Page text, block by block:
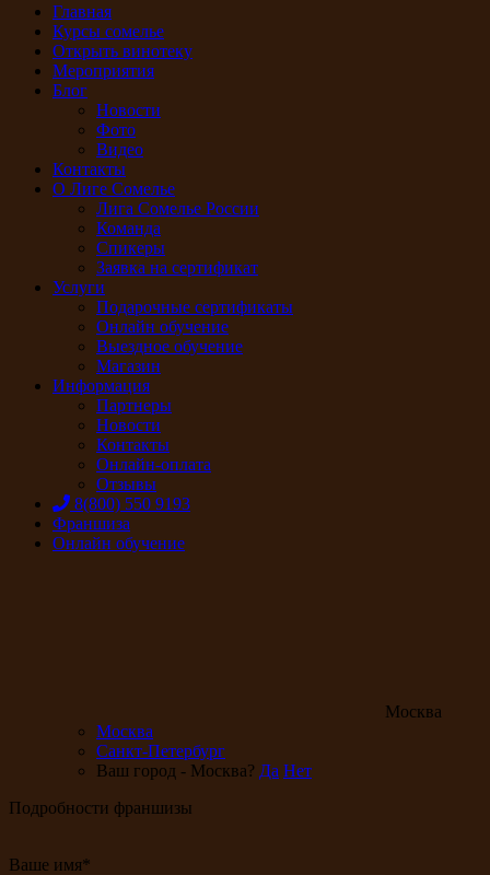
Главная
Курсы сомелье
Открыть винотеку
Мероприятия
Блог
Новости
Фото
Видео
Контакты
О Лиге Сомелье
Лига Сомелье России
Команда
Спикеры
Заявка на сертификат
Услуги
Подарочные сертификаты
Онлайн обучение
Выездное обучение
Магазин
Информация
Партнеры
Новости
Контакты
Онлайн-оплата
Отзывы
8(800) 550 9193
Франшиза
Онлайн обучение
Москва
Москва
Санкт-Петербург
Ваш город - Москва? Да Нет
Подробности франшизы
Ваше имя*